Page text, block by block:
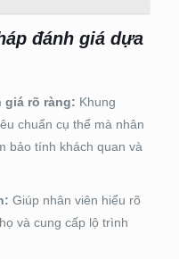
đánh giá dựa
giá rõ ràng: Khung
chuẩn cụ thể mà nhân
bảo tính khách quan và
Giúp nhân viên hiểu rõ
và cung cấp lộ trình